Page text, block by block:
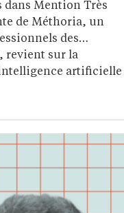
dans Mention Très
de Méthoria, un
des
revient sur la
artificielle